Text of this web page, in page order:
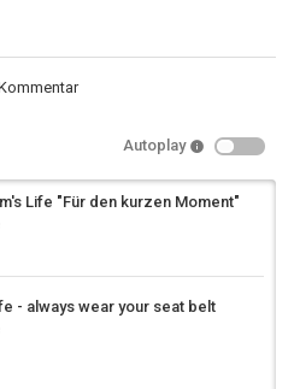
Autoplay
Life "Für den kurzen Moment"
- always wear your seat belt